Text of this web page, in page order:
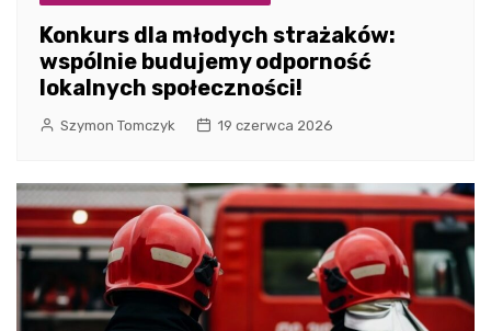
Konkurs dla młodych strażaków:
wspólnie budujemy odporność
lokalnych społeczności!
Szymon Tomczyk 19 czerwca 2026